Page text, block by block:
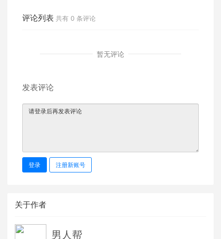
评论列表 共有 0 条评论
暂无评论
发表评论
登录 注册新账号
关于作者
男人帮